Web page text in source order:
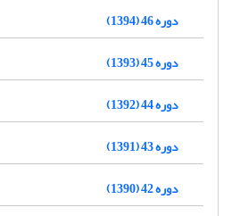
دوره 46 (1394)
دوره 45 (1393)
دوره 44 (1392)
دوره 43 (1391)
دوره 42 (1390)